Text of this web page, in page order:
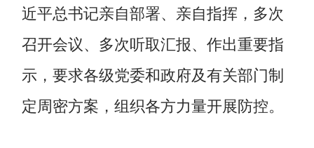
近平总书记亲自部署、亲自指挥，多次
召开会议、多次听取汇报、作出重要指
示，要求各级党委和政府及有关部门制
定周密方案，组织各方力量开展防控。